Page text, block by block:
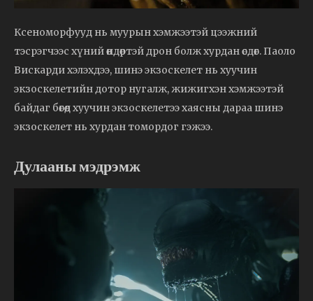
Ксеноморфууд нь муурын хэмжээтэй цээжний
тэсрэгчээс хүний ​​өндөртэй дрон болж хурдан өсдөг. Паоло
Вискарди хэлэхдээ, шинэ экзоскелет нь хуучин
экзоскелетийн дотор нугалж, жижигхэн хэмжээтэй
байдаг бөгөөд хуучин экзоскелетээ хаясны дараа шинэ
экзоскелет нь хурдан томордог гэжээ.
Дулааны мэдрэмж